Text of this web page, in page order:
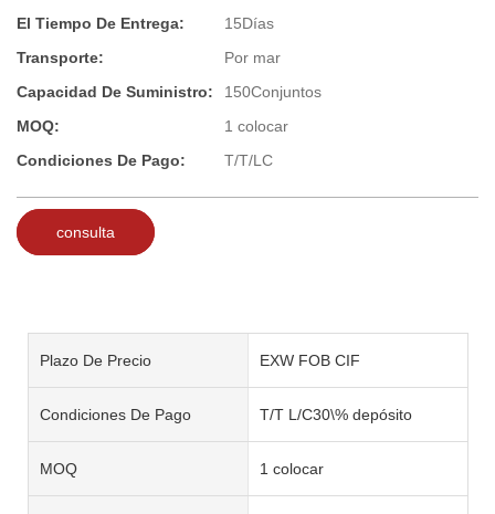
El Tiempo De Entrega:
15Días
Transporte:
Por mar
Capacidad De Suministro:
150Conjuntos
MOQ:
1 colocar
Condiciones De Pago:
T/T/LC
consulta
Plazo De Precio EXW FOB CIF
Condiciones De Pago T/T L/C30\% depósito
MOQ 1 colocar